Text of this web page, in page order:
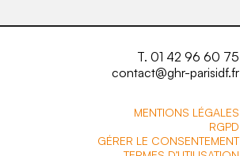
T. 01 42 96 60 75
contact@ghr-parisidf.fr
MENTIONS LÉGALES
RGPD
GÉRER LE CONSENTEMENT